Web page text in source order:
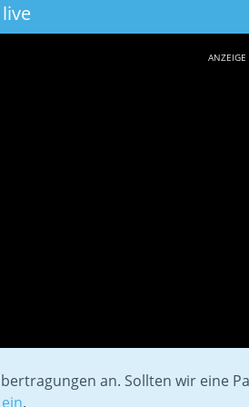
ANZEIGE
an. Sollten wir eine
.